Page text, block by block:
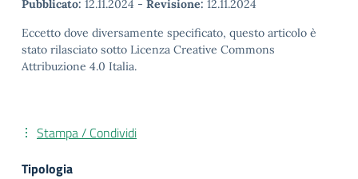
Pubblicato: 12.11.2024 - Revisione: 12.11.2024
Eccetto dove diversamente specificato, questo articolo è
stato rilasciato sotto Licenza Creative Commons
Attribuzione 4.0 Italia.
Stampa / Condividi
Tipologia